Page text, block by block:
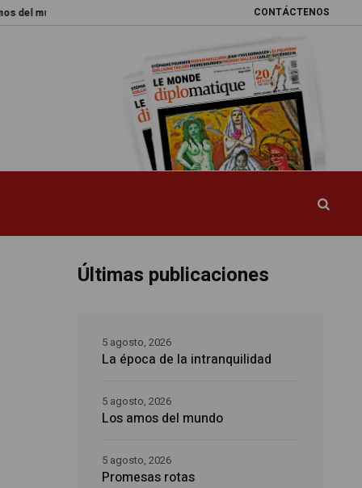
CONTÁCTENOS
Promesas rotas La esquiva reforma del
Últimas publicaciones
La época de la intranquilidad
5 agosto, 2026
Los amos del mundo
5 agosto, 2026
Promesas rotas
5 agosto, 2026